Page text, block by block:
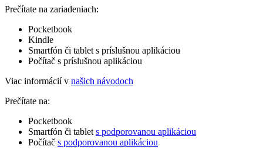
Prečítate na zariadeniach:
Pocketbook
Kindle
Smartfón či tablet s príslušnou aplikáciou
Počítač s príslušnou aplikáciou
Viac informácií v našich návodoch
Prečítate na:
Pocketbook
Smartfón či tablet s podporovanou aplikáciou
Počítač s podporovanou aplikáciou